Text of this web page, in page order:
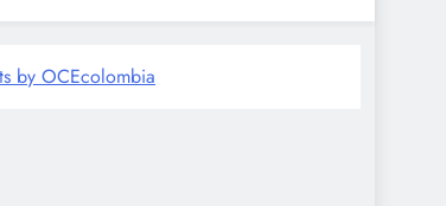
by OCEcolombia